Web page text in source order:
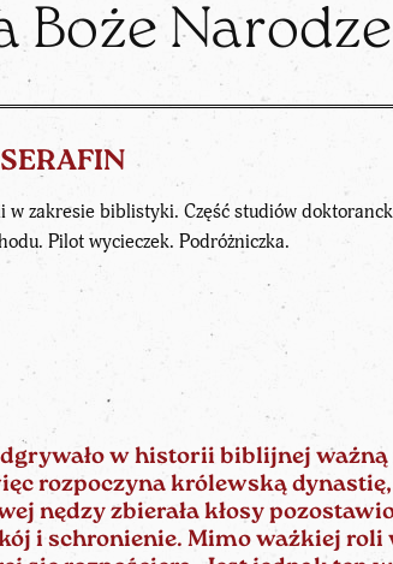
Boże
w zakresie biblistyki. Część studiów
Pilot wycieczek. Podróżniczka.
w historii biblijnej ważną
rozpoczyna królewską
nędzy zbierała kłosy
i schronienie. Mimo ważkiej